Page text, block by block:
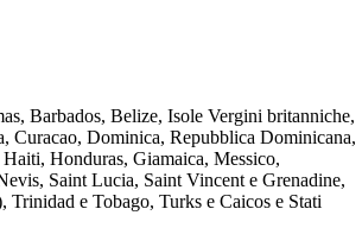
Barbados, Belize, Isole Vergini britanniche,
Curacao, Dominica, Repubblica Dominicana,
Honduras, Giamaica, Messico,
Saint Lucia, Saint Vincent e Grenadine,
Trinidad e Tobago, Turks e Caicos e Stati